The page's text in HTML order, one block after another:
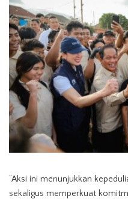
“Aksi ini menunjukkan
sekaligus memperkuat